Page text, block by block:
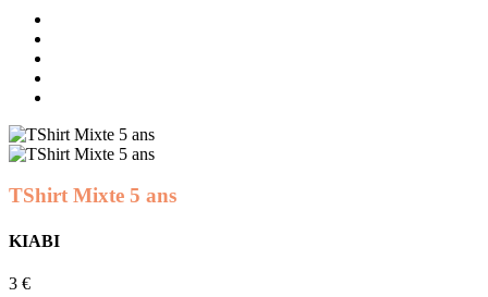
TShirt Mixte 5 ans
KIABI
3 €